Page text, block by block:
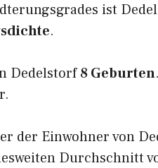
ist
.
Dedelstorf8 Geburten
der Einwohner von
Durchschnitt